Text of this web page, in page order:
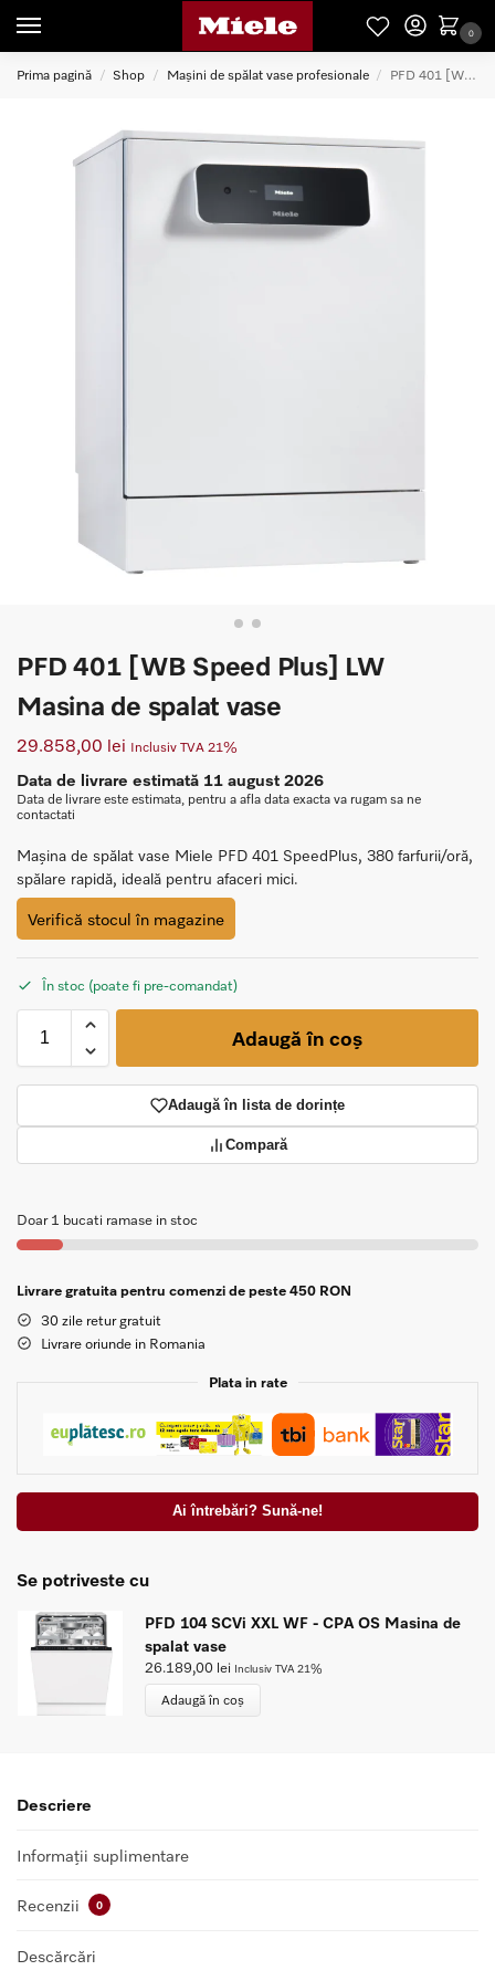
0
Prima pagină / Shop / Mașini de spălat vase profesionale / PFD 401 [WB Speed Plus] LW Masina de spalat vase
PFD 401 [WB Speed Plus] LW
Masina de spalat vase
29.858,00 lei Inclusiv TVA 21%
Data de livrare estimată 11 august 2026
Data de livrare este estimata, pentru a afla data exacta va rugam sa ne
contactati
Mașina de spălat vase Miele PFD 401 SpeedPlus, 380 farfurii/oră,
spălare rapidă, ideală pentru afaceri mici.
Verifică stocul în magazine
În stoc (poate fi pre-comandat)
Adaugă în coș
Adaugă în lista de dorințe
Compară
Doar 1 bucati ramase in stoc
Livrare gratuita pentru comenzi de peste 450 RON
30 zile retur gratuit
Livrare oriunde in Romania
Plata in rate
Ai întrebări? Sună-ne!
Se potriveste cu
PFD 104 SCVi XXL WF - CPA OS Masina de
spalat vase
26.189,00 lei Inclusiv TVA 21%
Adaugă în coș
Descriere
Informații suplimentare
Recenzii 0
Descărcări